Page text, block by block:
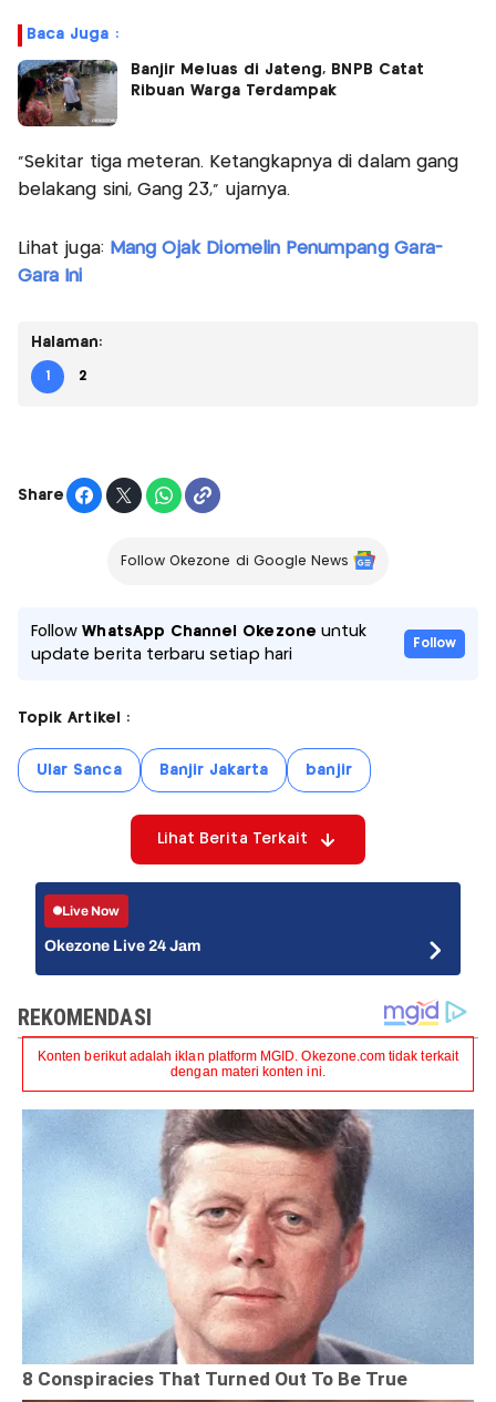
Baca Juga :
Banjir Meluas di Jateng, BNPB Catat
Ribuan Warga Terdampak
"Sekitar tiga meteran. Ketangkapnya di dalam gang
belakang sini, Gang 23," ujarnya.
Lihat juga: Mang Ojak Diomelin Penumpang Gara-
Gara Ini
Halaman:
1 2
Share
Follow Okezone di Google News
FollowWhatsApp Channel Okezone untuk
update berita terbaru setiap hari
Follow
Topik Artikel :
Ular Sanca Banjir Jakarta banjir
Lihat Berita Terkait
Live Now
Okezone Live 24 Jam